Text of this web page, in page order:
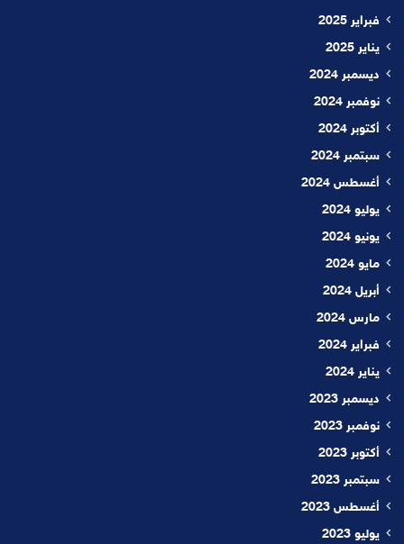
فبراير 2025
يناير 2025
ديسمبر 2024
نوفمبر 2024
أكتوبر 2024
سبتمبر 2024
أغسطس 2024
يوليو 2024
يونيو 2024
مايو 2024
أبريل 2024
مارس 2024
فبراير 2024
يناير 2024
ديسمبر 2023
نوفمبر 2023
أكتوبر 2023
سبتمبر 2023
أغسطس 2023
يوليو 2023